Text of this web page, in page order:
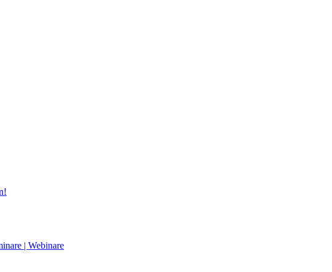
| Webinare